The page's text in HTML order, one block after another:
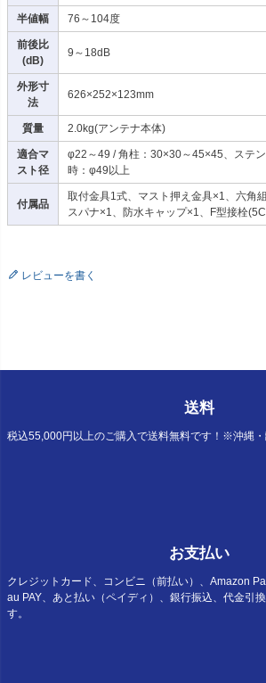
半値幅 76～104度
前後比
(dB)
9～18dB
外形寸
法
626×252×123mm
質量 2.0kg(アンテナ本体)
適合マ
スト径
φ22～49 / 角柱：30×30～45×45、ステ
時：φ49以上
付属品
取付金具1式、マスト押え金具×1、六角
スパナ×1、防水キャップ×1、F型接栓
レビューを書く
送料
税込55,000円以上のご購入で送料無料です！※沖縄・
お支払い
クレジットカード、コンビニ（前払い）、Amazon
au PAY、あと払い（ペイディ）、銀行振込、代金引
す。